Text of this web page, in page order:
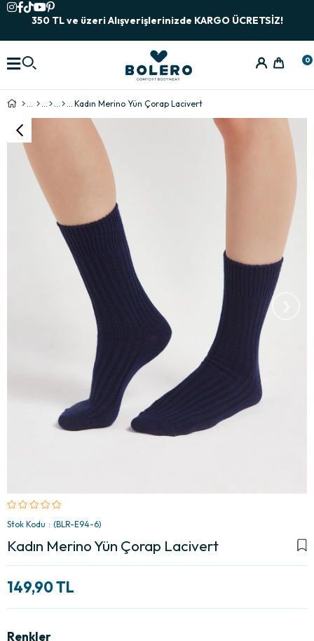
350 TL ve üzeri Alışverişlerinizde KARGO ÜCRETSİZ!
0
Kadın Merino Yün Çorap Lacivert
Stok Kodu (BLR-E94-6)
Kadın Merino Yün Çorap Lacivert
149,90 TL